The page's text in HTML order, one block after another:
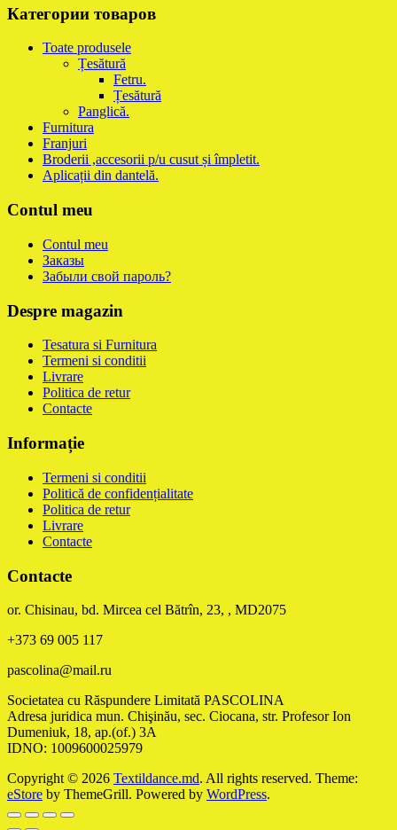
Категории товаров
Toate produsele
Țesătură
Fetru.
Țesătură
Panglică.
Furnitura
Franjuri
Broderii ,accesorii p/u cusut și împletit.
Aplicații din dantelă.
Contul meu
Contul meu
Заказы
Забыли свой пароль?
Despre magazin
Tesatura si Furnitura
Termeni si conditii
Livrare
Politica de retur
Contacte
Informație
Termeni si conditii
Politică de confidențialitate
Politica de retur
Livrare
Contacte
Contacte
or. Chisinau, bd. Mircea cel Bătrîn, 23, , MD2075
+373 69 005 117
pascolina@mail.ru
Societatea cu Răspundere Limitată PASCOLINA
Adresa juridica mun. Chişinău, sec. Ciocana, str. Profesor Ion
Dumeniuk, 18, ap.(of.) 3A
IDNO: 1009600025979
Copyright © 2026 Textildance.md. All rights reserved. Theme:
eStore by ThemeGrill. Powered by WordPress.